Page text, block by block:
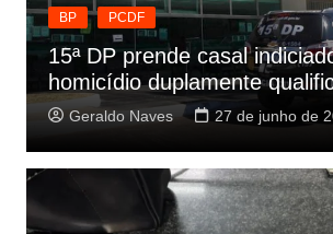
BP PCDF
15ª DP prende casal
homicídio duplamente
Geraldo Naves 27 de junho de